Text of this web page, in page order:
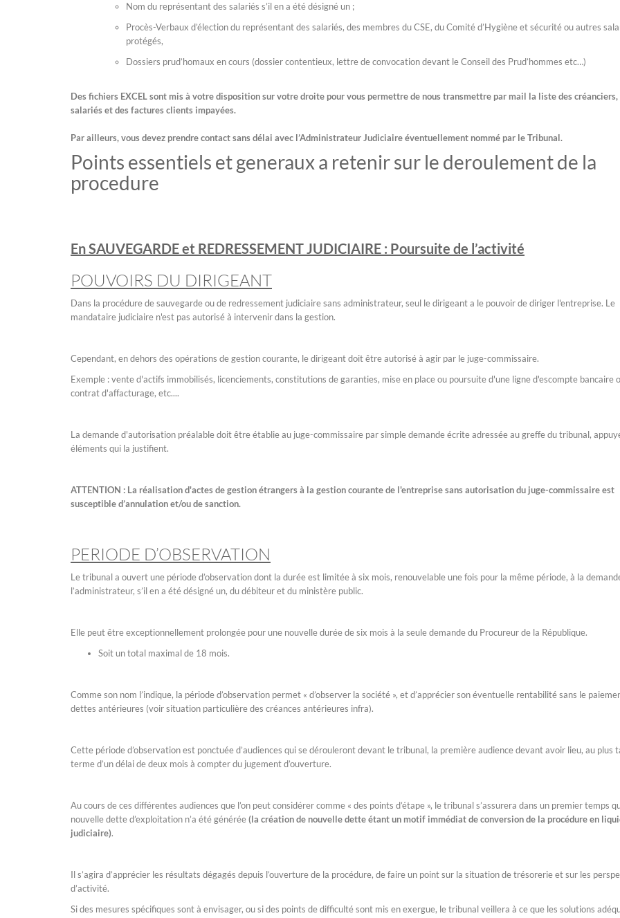
Nom du représentant des salariés s’il en a été désigné un ;
Procès-Verbaux d’élection du représentant des salariés, des membres du CSE, du Comité d’Hygiène et sécurité ou autres
protégés,
Dossiers prud’homaux en cours (dossier contentieux, lettre de convocation devant le Conseil des Prud’hommes etc…)
Des fichiers EXCEL sont mis à votre disposition sur votre droite pour vous permettre de nous transmettre par mail la liste des créanciers,
salariés et des factures clients impayées.
Par ailleurs, vous devez prendre contact sans délai avec l’Administrateur Judiciaire éventuellement nommé par le Tribunal.
Points essentiels et generaux a retenir sur le deroulement de la
procedure
En SAUVEGARDE et REDRESSEMENT JUDICIAIRE : Poursuite de l’activité
POUVOIRS DU DIRIGEANT
Dans la procédure de sauvegarde ou de redressement judiciaire sans administrateur, seul le dirigeant a le pouvoir de diriger l'entreprise. Le
mandataire judiciaire n'est pas autorisé à intervenir dans la gestion.
Cependant, en dehors des opérations de gestion courante, le dirigeant doit être autorisé à agir par le juge-commissaire.
Exemple : vente d'actifs immobilisés, licenciements, constitutions de garanties, mise en place ou poursuite d'une ligne d'escompte bancaire
contrat d'affacturage, etc....
La demande d'autorisation préalable doit être établie au juge-commissaire par simple demande écrite adressée au greffe du tribunal,
éléments qui la justifient.
ATTENTION : La réalisation d'actes de gestion étrangers à la gestion courante de l'entreprise sans autorisation du juge-commissaire est
susceptible d’annulation et/ou de sanction.
PERIODE D’OBSERVATION
Le tribunal a ouvert une période d’observation dont la durée est limitée à six mois, renouvelable une fois pour la même période, à la
l’administrateur, s’il en a été désigné un, du débiteur et du ministère public.
Elle peut être exceptionnellement prolongée pour une nouvelle durée de six mois à la seule demande du Procureur de la République.
Soit un total maximal de 18 mois.
Comme son nom l’indique, la période d’observation permet « d’observer la société », et d’apprécier son éventuelle rentabilité sans le
dettes antérieures (voir situation particulière des créances antérieures infra).
Cette période d’observation est ponctuée d’audiences qui se dérouleront devant le tribunal, la première audience devant avoir lieu, au plus
terme d’un délai de deux mois à compter du jugement d’ouverture.
Au cours de ces différentes audiences que l’on peut considérer comme « des points d’étape », le tribunal s’assurera dans un premier temps
nouvelle dette d’exploitation n’a été générée(la création de nouvelle dette étant un motif immédiat de conversion de la procédure en
judiciaire).
Il s’agira d’apprécier les résultats dégagés depuis l’ouverture de la procédure, de faire un point sur la situation de trésorerie et sur les
d’activité.
Si des mesures spécifiques sont à envisager, ou si des points de difficulté sont mis en exergue, le tribunal veillera à ce que les solutions